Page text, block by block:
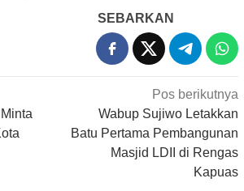
SEBARKAN
Pos berikutnya
Wabup Sujiwo Letakkan
Batu Pertama Pembangunan
Masjid LDII di Rengas
Kapuas